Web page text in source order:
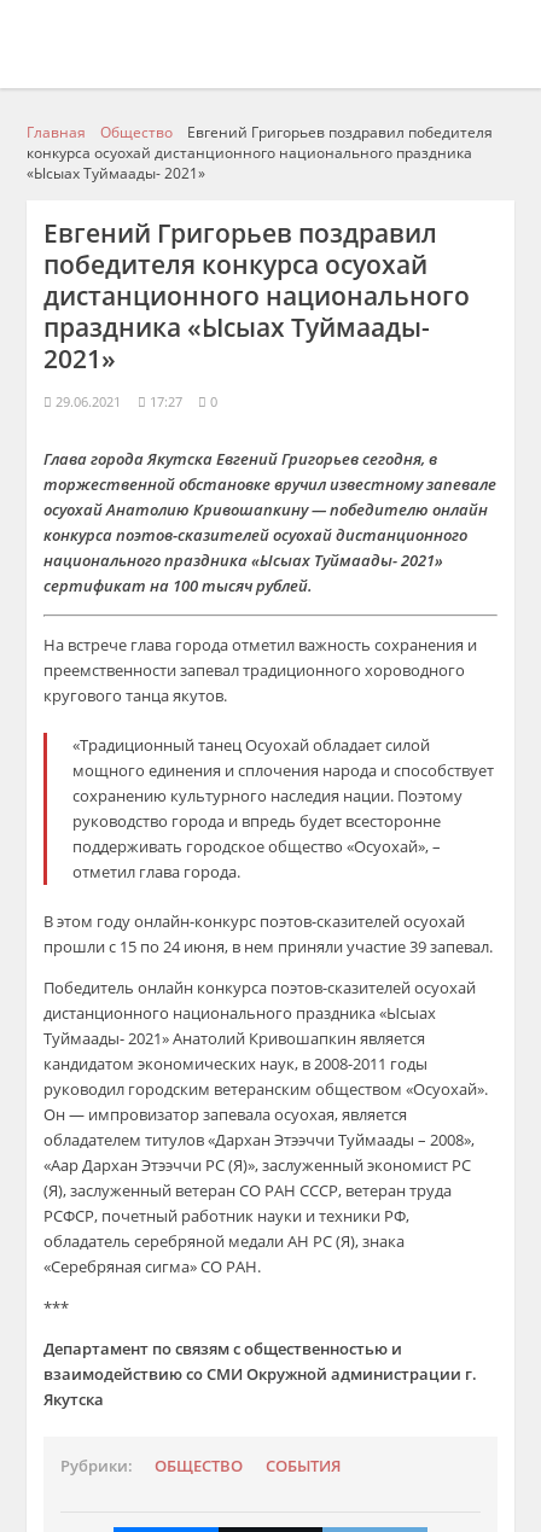
Главная Общество
Евгений Григорьев поздравил победителя
конкурса осуохай дистанционного национального праздника
«Ысыах Туймаады- 2021»
Евгений Григорьев поздравил
победителя конкурса осуохай
дистанционного национального
праздника «Ысыах Туймаады-
2021»
29.06.2021 17:27 0
Глава города Якутска Евгений Григорьев сегодня, в
торжественной обстановке вручил известному запевале
осуохай Анатолию Кривошапкину — победителю онлайн
конкурса поэтов-сказителей осуохай дистанционного
национального праздника «Ысыах Туймаады- 2021»
сертификат на 100 тысяч рублей.
На встрече глава города отметил важность сохранения и
преемственности запевал традиционного хороводного
кругового танца якутов.
«Традиционный танец Осуохай обладает силой
мощного единения и сплочения народа и способствует
сохранению культурного наследия нации. Поэтому
руководство города и впредь будет всесторонне
поддерживать городское общество «Осуохай», –
отметил глава города.
В этом году онлайн-конкурс поэтов-сказителей осуохай
прошли с 15 по 24 июня, в нем приняли участие 39 запевал.
Победитель онлайн конкурса поэтов-сказителей осуохай
дистанционного национального праздника «Ысыах
Туймаады- 2021» Анатолий Кривошапкин является
кандидатом экономических наук, в 2008-2011 годы
руководил городским ветеранским обществом «Осуохай».
Он — импровизатор запевала осуохая, является
обладателем титулов «Дархан Этээччи Туймаады – 2008»,
«Аар Дархан Этээччи РС (Я)», заслуженный экономист РС
(Я), заслуженный ветеран СО РАН СССР, ветеран труда
РСФСР, почетный работник науки и техники РФ,
обладатель серебряной медали АН РС (Я), знака
«Серебряная сигма» СО РАН.
***
Департамент по связям с общественностью и
взаимодействию со СМИ Окружной администрации г.
Якутска
Рубрики: ОБЩЕСТВО СОБЫТИЯ